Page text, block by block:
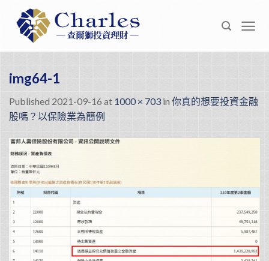
content
img64-1
Published 2021-09-16 at 1000 × 703 in 你真的想要投資金融
股嗎？以保險業為簡例